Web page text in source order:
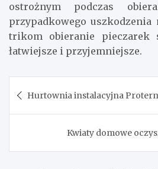
ostrożnym podczas
przypadkowego
trikom obieranie pieczarek
łatwiejsze i przyjemniejsze.
wpisu
Hurtownia instalacyjna
Kwiaty domowe